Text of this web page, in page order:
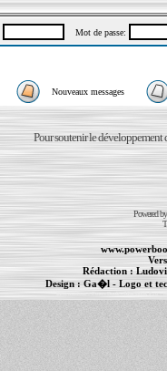
Mot de passe:
Nouveaux messages
Pour soutenir le développement
Powered
Rédaction :
Design :Ga�l- Logo et
Informations : PowerBook- MacBook Pro -